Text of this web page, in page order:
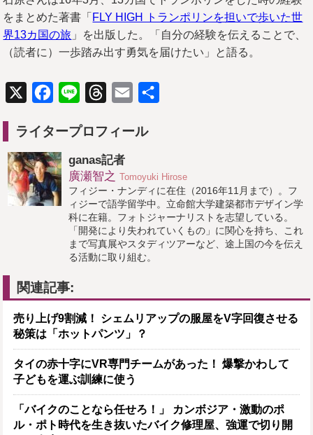
をまとめた著書「 FLY HIGH トランポリンを担いで歩いた世
界13カ国の旅 」を出版した。「自分の経験を伝えることで、
（読者に）一歩踏み出す勇気を届けたい」と語る。
X Facebook
Line ThreadsEmail
ライタープロフィール
ganas記者
廣瀬智之 Tomoyuki Hirose
フィジー・ナンディに在住（2016年11月まで）。フ
ィジーで語学留学中。立命館大学建築都市デザイン学
科に在籍。フォトジャーナリストを志望している。
「開発により失われていくもの」に関心を持ち、これ
まで写真展やスタディツアーなど、途上国の今を伝え
る活動に取り組む。
関連記事:
売り上げ9割減！ シェムリアップの服屋をV字回復させる
秘策は「ホットパンツ」？
タイの赤十字にVR専門チームがあった！ 爆撃かわして
子どもを運ぶ訓練に使う
「バイクのことなら任せろ！」 カンボジア・激動のポ
ル・ポト時代を生き抜いたバイク修理屋、強運で切り開